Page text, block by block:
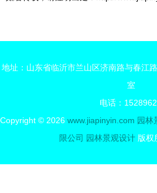
地址：山东省临沂市兰山区济南路与春江
室
电话：
Copyright © 2026 www.jiapinyin.com 园林
限公司 园林景观设计 版权